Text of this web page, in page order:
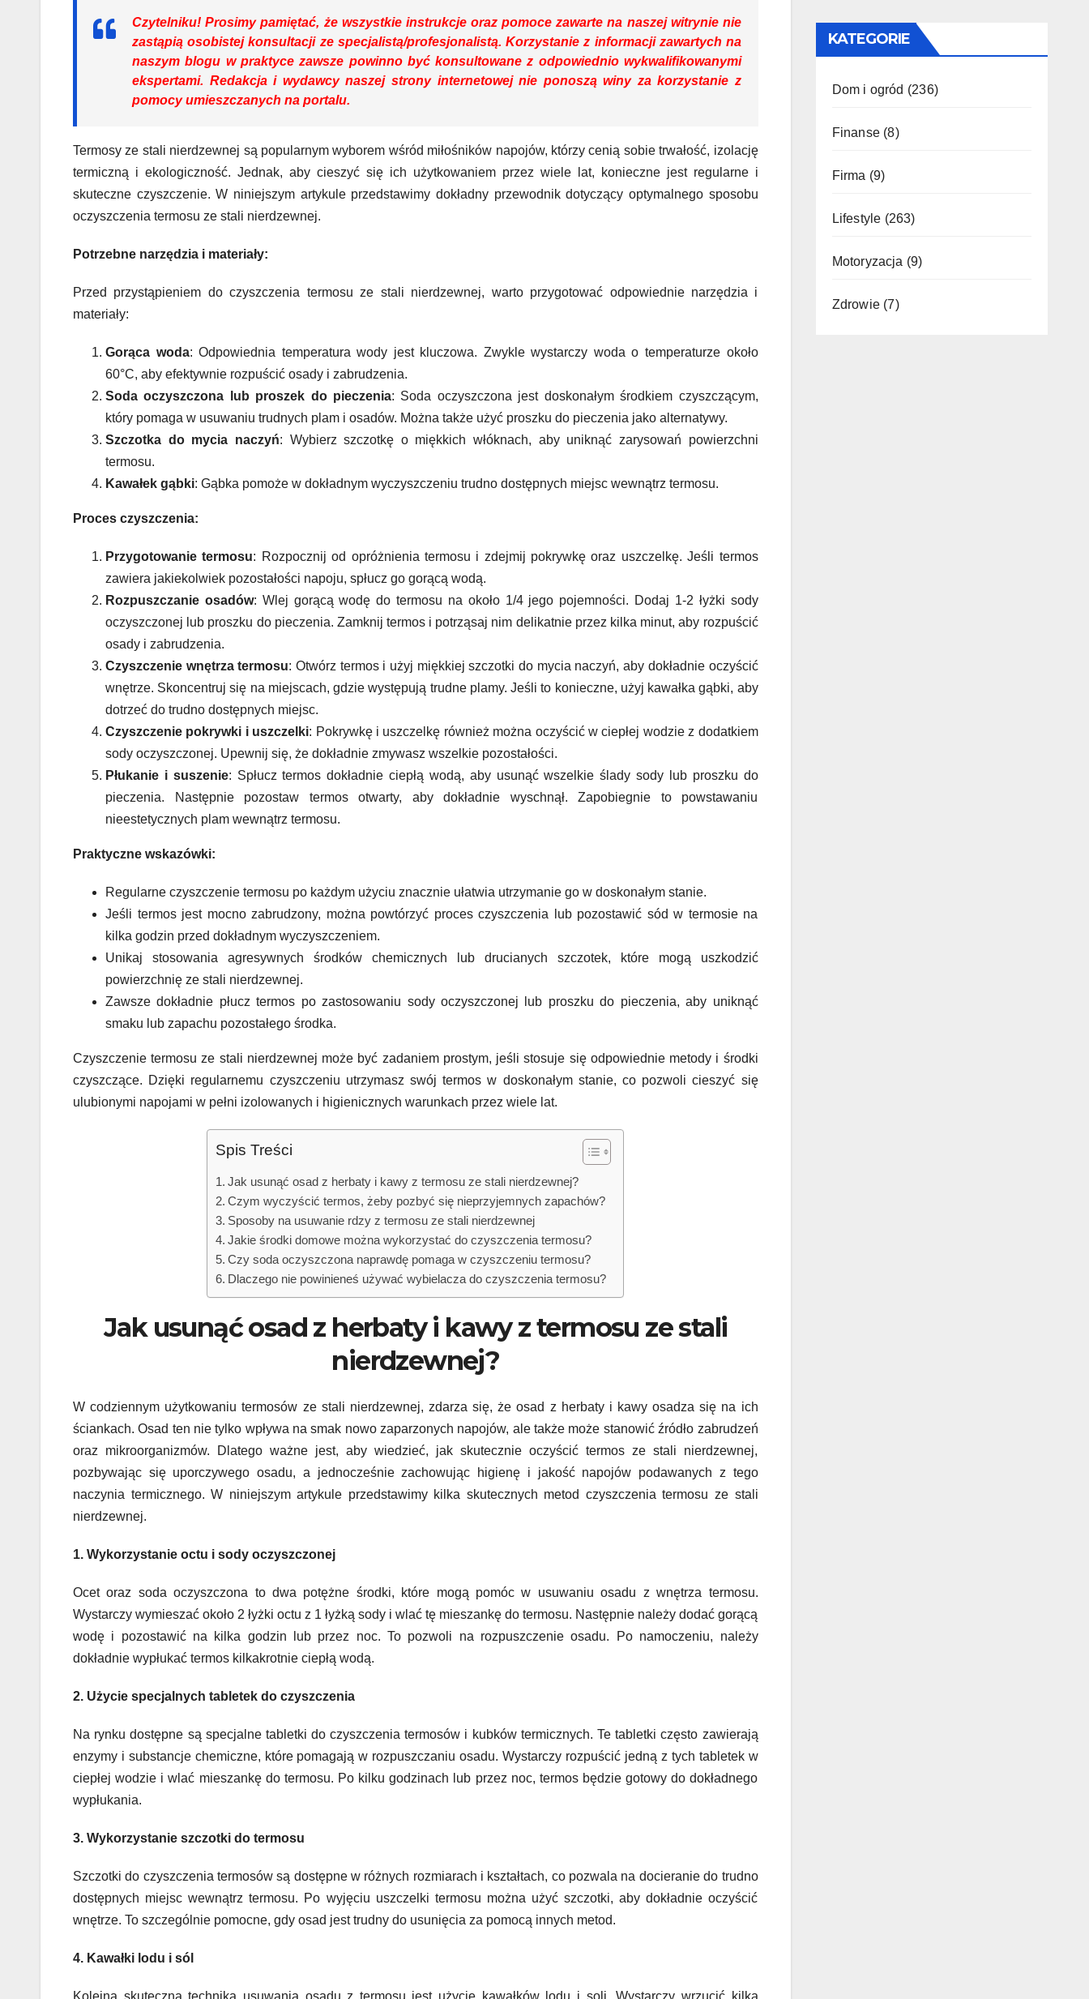
Czytelniku! Prosimy pamiętać, że wszystkie instrukcje oraz pomoce zawarte na naszej witrynie nie
zastąpią osobistej konsultacji ze specjalistą/profesjonalistą. Korzystanie z informacji zawartych na
naszym blogu w praktyce zawsze powinno być konsultowane z odpowiednio wykwalifikowanymi
ekspertami. Redakcja i wydawcy naszej strony internetowej nie ponoszą winy za korzystanie z
pomocy umieszczanych na portalu.
Termosy ze stali nierdzewnej są popularnym wyborem wśród miłośników napojów, którzy cenią sobie trwałość, izolację
termiczną i ekologiczność. Jednak, aby cieszyć się ich użytkowaniem przez wiele lat, konieczne jest regularne i
skuteczne czyszczenie. W niniejszym artykule przedstawimy dokładny przewodnik dotyczący optymalnego sposobu
oczyszczenia termosu ze stali nierdzewnej.
Potrzebne narzędzia i materiały:
Przed przystąpieniem do czyszczenia termosu ze stali nierdzewnej, warto przygotować odpowiednie narzędzia i
materiały:
Gorąca woda: Odpowiednia temperatura wody jest kluczowa. Zwykle wystarczy woda o temperaturze około
60°C, aby efektywnie rozpuścić osady i zabrudzenia.
Soda oczyszczona lub proszek do pieczenia: Soda oczyszczona jest doskonałym środkiem czyszczącym,
który pomaga w usuwaniu trudnych plam i osadów. Można także użyć proszku do pieczenia jako alternatywy.
Szczotka do mycia naczyń: Wybierz szczotkę o miękkich włóknach, aby uniknąć zarysowań powierzchni
termosu.
Kawałek gąbki: Gąbka pomoże w dokładnym wyczyszczeniu trudno dostępnych miejsc wewnątrz termosu.
Proces czyszczenia:
Przygotowanie termosu: Rozpocznij od opróżnienia termosu i zdejmij pokrywkę oraz uszczelkę. Jeśli termos
zawiera jakiekolwiek pozostałości napoju, spłucz go gorącą wodą.
Rozpuszczanie osadów: Wlej gorącą wodę do termosu na około 1/4 jego pojemności. Dodaj 1-2 łyżki sody
oczyszczonej lub proszku do pieczenia. Zamknij termos i potrząsaj nim delikatnie przez kilka minut, aby rozpuścić
osady i zabrudzenia.
Czyszczenie wnętrza termosu: Otwórz termos i użyj miękkiej szczotki do mycia naczyń, aby dokładnie oczyścić
wnętrze. Skoncentruj się na miejscach, gdzie występują trudne plamy. Jeśli to konieczne, użyj kawałka gąbki, aby
dotrzeć do trudno dostępnych miejsc.
Czyszczenie pokrywki i uszczelki: Pokrywkę i uszczelkę również można oczyścić w ciepłej wodzie z dodatkiem
sody oczyszczonej. Upewnij się, że dokładnie zmywasz wszelkie pozostałości.
Płukanie i suszenie: Spłucz termos dokładnie ciepłą wodą, aby usunąć wszelkie ślady sody lub proszku do
pieczenia. Następnie pozostaw termos otwarty, aby dokładnie wyschnął. Zapobiegnie to powstawaniu
nieestetycznych plam wewnątrz termosu.
Praktyczne wskazówki:
Regularne czyszczenie termosu po każdym użyciu znacznie ułatwia utrzymanie go w doskonałym stanie.
Jeśli termos jest mocno zabrudzony, można powtórzyć proces czyszczenia lub pozostawić sód w termosie na
kilka godzin przed dokładnym wyczyszczeniem.
Unikaj stosowania agresywnych środków chemicznych lub drucianych szczotek, które mogą uszkodzić
powierzchnię ze stali nierdzewnej.
Zawsze dokładnie płucz termos po zastosowaniu sody oczyszczonej lub proszku do pieczenia, aby uniknąć
smaku lub zapachu pozostałego środka.
Czyszczenie termosu ze stali nierdzewnej może być zadaniem prostym, jeśli stosuje się odpowiednie metody i środki
czyszczące. Dzięki regularnemu czyszczeniu utrzymasz swój termos w doskonałym stanie, co pozwoli cieszyć się
ulubionymi napojami w pełni izolowanych i higienicznych warunkach przez wiele lat.
Spis Treści
Jak usunąć osad z herbaty i kawy z termosu ze stali nierdzewnej?
Czym wyczyścić termos, żeby pozbyć się nieprzyjemnych zapachów?
Sposoby na usuwanie rdzy z termosu ze stali nierdzewnej
Jakie środki domowe można wykorzystać do czyszczenia termosu?
Czy soda oczyszczona naprawdę pomaga w czyszczeniu termosu?
Dlaczego nie powinieneś używać wybielacza do czyszczenia termosu?
Jak usunąć osad z herbaty i kawy z termosu ze stali
nierdzewnej?
W codziennym użytkowaniu termosów ze stali nierdzewnej, zdarza się, że osad z herbaty i kawy osadza się na ich
ściankach. Osad ten nie tylko wpływa na smak nowo zaparzonych napojów, ale także może stanowić źródło zabrudzeń
oraz mikroorganizmów. Dlatego ważne jest, aby wiedzieć, jak skutecznie oczyścić termos ze stali nierdzewnej,
pozbywając się uporczywego osadu, a jednocześnie zachowując higienę i jakość napojów podawanych z tego
naczynia termicznego. W niniejszym artykule przedstawimy kilka skutecznych metod czyszczenia termosu ze stali
nierdzewnej.
1. Wykorzystanie octu i sody oczyszczonej
Ocet oraz soda oczyszczona to dwa potężne środki, które mogą pomóc w usuwaniu osadu z wnętrza termosu.
Wystarczy wymieszać około 2 łyżki octu z 1 łyżką sody i wlać tę mieszankę do termosu. Następnie należy dodać gorącą
wodę i pozostawić na kilka godzin lub przez noc. To pozwoli na rozpuszczenie osadu. Po namoczeniu, należy
dokładnie wypłukać termos kilkakrotnie ciepłą wodą.
2. Użycie specjalnych tabletek do czyszczenia
Na rynku dostępne są specjalne tabletki do czyszczenia termosów i kubków termicznych. Te tabletki często zawierają
enzymy i substancje chemiczne, które pomagają w rozpuszczaniu osadu. Wystarczy rozpuścić jedną z tych tabletek w
ciepłej wodzie i wlać mieszankę do termosu. Po kilku godzinach lub przez noc, termos będzie gotowy do dokładnego
wypłukania.
3. Wykorzystanie szczotki do termosu
Szczotki do czyszczenia termosów są dostępne w różnych rozmiarach i kształtach, co pozwala na docieranie do trudno
dostępnych miejsc wewnątrz termosu. Po wyjęciu uszczelki termosu można użyć szczotki, aby dokładnie oczyścić
wnętrze. To szczególnie pomocne, gdy osad jest trudny do usunięcia za pomocą innych metod.
4. Kawałki lodu i sól
Kolejną skuteczną techniką usuwania osadu z termosu jest użycie kawałków lodu i soli. Wystarczy wrzucić kilka
KATEGORIE
Dom i ogród (236)
Finanse(8)
Firma (9)
Lifestyle (263)
Motoryzacja (9)
Zdrowie(7)